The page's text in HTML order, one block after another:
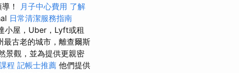
！ 月子中心費用 了解
日常清潔服務指南
小屋，Uber，Lyft或租
最古老的城市，離查爾斯
景觀，並為提供更親密
程 記帳士推薦 他們提供